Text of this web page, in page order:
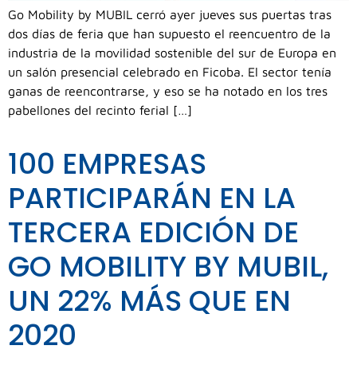
Go Mobility by MUBIL cerró ayer jueves sus puertas tras
dos días de feria que han supuesto el reencuentro de la
industria de la movilidad sostenible del sur de Europa en
un salón presencial celebrado en Ficoba. El sector tenía
ganas de reencontrarse, y eso se ha notado en los tres
pabellones del recinto ferial […]
100 EMPRESAS
PARTICIPARÁN EN LA
TERCERA EDICIÓN DE
GO MOBILITY BY MUBIL,
UN 22% MÁS QUE EN
2020